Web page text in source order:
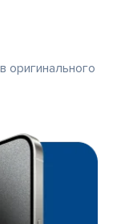
оригинального